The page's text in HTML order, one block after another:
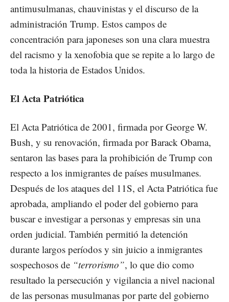
antimusulmanas, chauvinistas y el discurso de la
administración Trump. Estos campos de
concentración para japoneses son una clara muestra
del racismo y la xenofobia que se repite a lo largo de
toda la historia de Estados Unidos.
El Acta Patriótica
El Acta Patriótica de 2001, firmada por George W.
Bush, y su renovación, firmada por Barack Obama,
sentaron las bases para la prohibición de Trump con
respecto a los inmigrantes de países musulmanes.
Después de los ataques del 11S, el Acta Patriótica fue
aprobada, ampliando el poder del gobierno para
buscar e investigar a personas y empresas sin una
orden judicial. También permitió la detención
durante largos períodos y sin juicio a inmigrantes
sospechosos de “terrorismo”, lo que dio como
resultado la persecución y vigilancia a nivel nacional
de las personas musulmanas por parte del gobierno